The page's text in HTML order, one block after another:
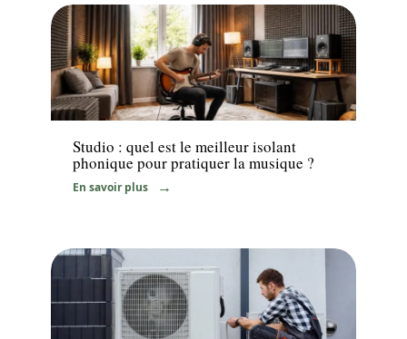
Travaux
Studio : quel est le meilleur isolant
phonique pour pratiquer la musique ?
En savoir plus